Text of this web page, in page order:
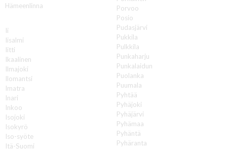
Hämeenlinna
Ii
Iisalmi
Iitti
Ikaalinen
Ilmajoki
Ilomantsi
Imatra
Inari
Inkoo
Isojoki
Isokyrö
Iso-syöte
Itä-Suomi
Porvoo
Posio
Pudasjärvi
Pukkila
Pulkkila
Punkaharju
Punkalaidun
Puolanka
Puumala
Pyhtää
Pyhäjoki
Pyhäjärvi
Pyhämaa
Pyhäntä
Pyhäranta